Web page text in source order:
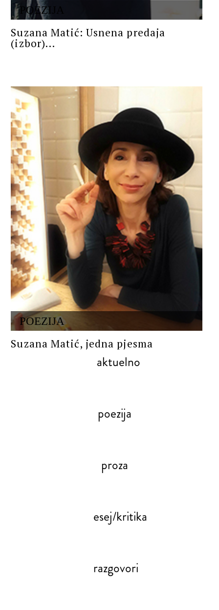
POEZIJA
Suzana Matić: Usnena predaja
(izbor)...
POEZIJA
Suzana Matić, jedna pjesma
aktuelno
poezija
proza
esej/kritika
razgovori